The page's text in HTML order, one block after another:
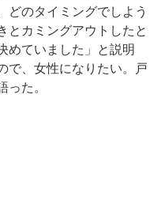
どのタイミングでしよう
とカミングアウトしたと
めていました」と説明
で、女性になりたい。戸
った。